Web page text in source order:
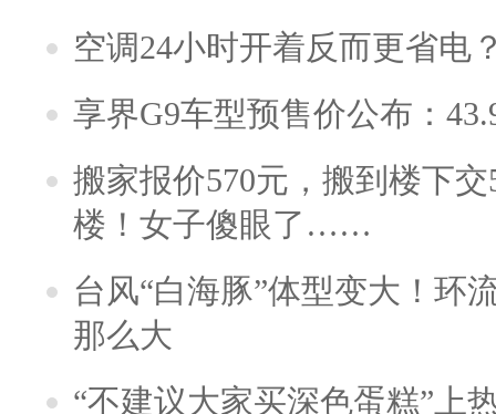
空调24小时开着反而更省电
享界G9车型预售价公布：
搬家报价570元，搬到楼下
楼！女子傻眼了……
台风“白海豚”体型变大！环
那么大
“不建议大家买深色蛋糕”上